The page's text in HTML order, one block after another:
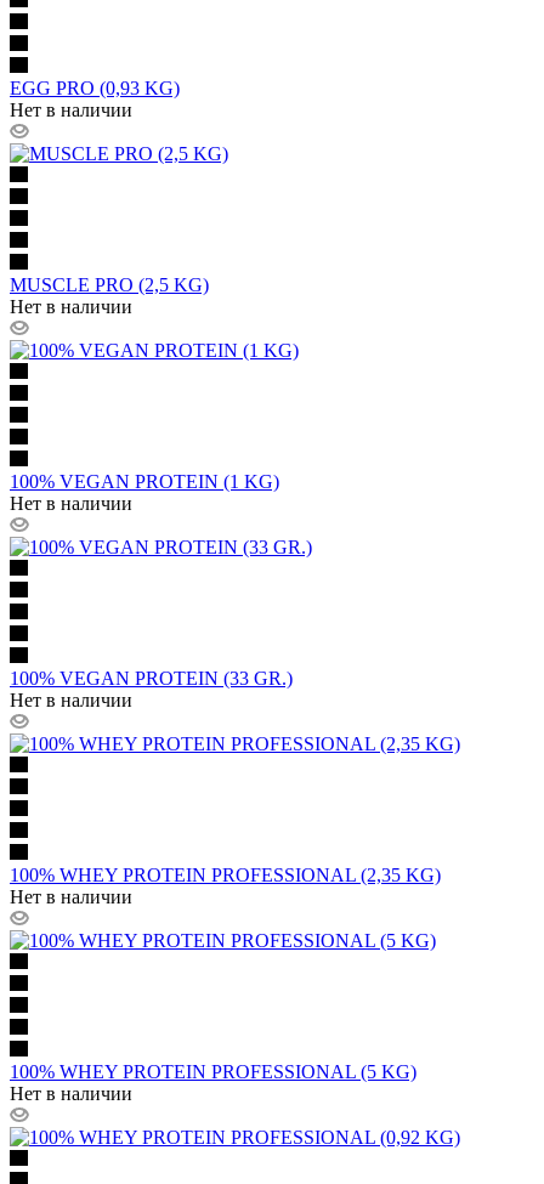
EGG PRO (0,93 KG)
Нет в наличии
MUSCLE PRO (2,5 KG)
Нет в наличии
100% VEGAN PROTEIN (1 KG)
Нет в наличии
100% VEGAN PROTEIN (33 GR.)
Нет в наличии
100% WHEY PROTEIN PROFESSIONAL (2,35 KG)
Нет в наличии
100% WHEY PROTEIN PROFESSIONAL (5 KG)
Нет в наличии